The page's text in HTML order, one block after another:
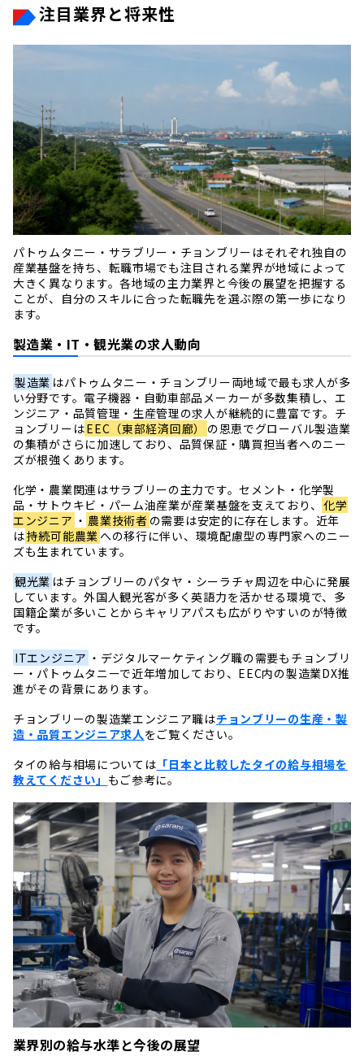
注目業界と将来性
パトゥムタニー・サラブリー・チョンブリーはそれぞれ独自の
産業基盤を持ち、転職市場でも注目される業界が地域によって
大きく異なります。各地域の主力業界と今後の展望を把握する
ことが、自分のスキルに合った転職先を選ぶ際の第一歩になり
ます。
製造業・IT・観光業の求人動向
製造業 はパトゥムタニー・チョンブリー両地域で最も求人が多
い分野です。電子機器・自動車部品メーカーが多数集積し、エ
ンジニア・品質管理・生産管理の求人が継続的に豊富です。チ
ョンブリーはEEC（東部経済回廊）
の恩恵でグローバル製造業
の集積がさらに加速しており、品質保証・購買担当者へのニー
ズが根強くあります。
化学・農業関連はサラブリーの主力です。セメント・化学製
品・サトウキビ・パーム油産業が産業基盤を支えており、 化学
エンジニア ・ 農業技術者 の需要は安定的に存在します。近年
は持続可能農業 への移行に伴い、環境配慮型の専門家へのニー
ズも生まれています。
観光業 はチョンブリーのパタヤ・シーラチャ周辺を中心に発展
しています。外国人観光客が多く英語力を活かせる環境で、多
国籍企業が多いことからキャリアパスも広がりやすいのが特徴
です。
ITエンジニア ・デジタルマーケティング職の需要もチョンブリ
ー・パトゥムタニーで近年増加しており、EEC内の製造業DX推
進がその背景にあります。
チョンブリーの製造業エンジニア職はチョンブリーの生産・製
造・品質エンジニア求人をご覧ください。
タイの給与相場については 「日本と比較したタイの給与相場を
教えてください」 もご参考に。
業界別の給与水準と今後の展望